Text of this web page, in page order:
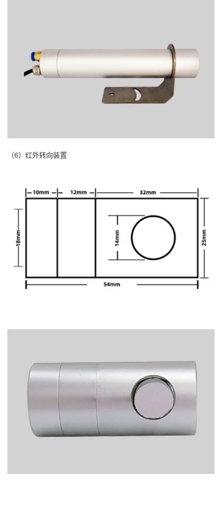
（6）红外转向装置